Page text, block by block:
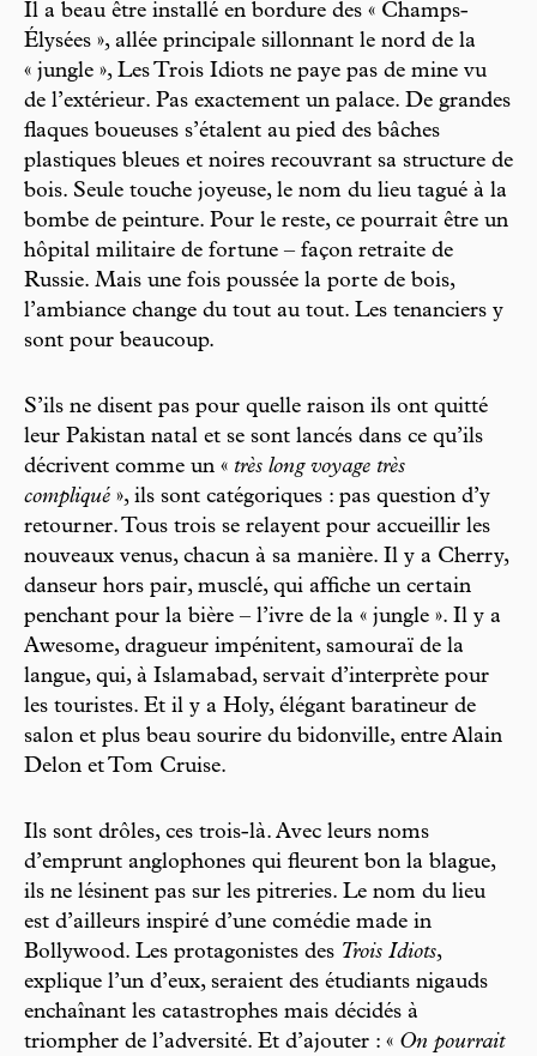
Il a beau être installé en bordure des « Champs-
Élysées », allée principale sillonnant le nord de la
« jungle », Les Trois Idiots ne paye pas de mine vu
de l’extérieur. Pas exactement un palace. De grandes
flaques boueuses s’étalent au pied des bâches
plastiques bleues et noires recouvrant sa structure de
bois. Seule touche joyeuse, le nom du lieu tagué à la
bombe de peinture. Pour le reste, ce pourrait être un
hôpital militaire de fortune – façon retraite de
Russie. Mais une fois poussée la porte de bois,
l’ambiance change du tout au tout. Les tenanciers y
sont pour beaucoup.
S’ils ne disent pas pour quelle raison ils ont quitté
leur Pakistan natal et se sont lancés dans ce qu’ils
décrivent comme un « très long voyage très
compliqué », ils sont catégoriques : pas question d’y
retourner. Tous trois se relayent pour accueillir les
nouveaux venus, chacun à sa manière. Il y a Cherry,
danseur hors pair, musclé, qui affiche un certain
penchant pour la bière – l’ivre de la « jungle ». Il y a
Awesome, dragueur impénitent, samouraï de la
langue, qui, à Islamabad, servait d’interprète pour
les touristes. Et il y a Holy, élégant baratineur de
salon et plus beau sourire du bidonville, entre Alain
Delon et Tom Cruise.
Ils sont drôles, ces trois-là. Avec leurs noms
d’emprunt anglophones qui fleurent bon la blague,
ils ne lésinent pas sur les pitreries. Le nom du lieu
est d’ailleurs inspiré d’une comédie made in
Bollywood. Les protagonistes des Trois Idiots,
explique l’un d’eux, seraient des étudiants nigauds
enchaînant les catastrophes mais décidés à
triompher de l’adversité. Et d’ajouter : « On pourrait